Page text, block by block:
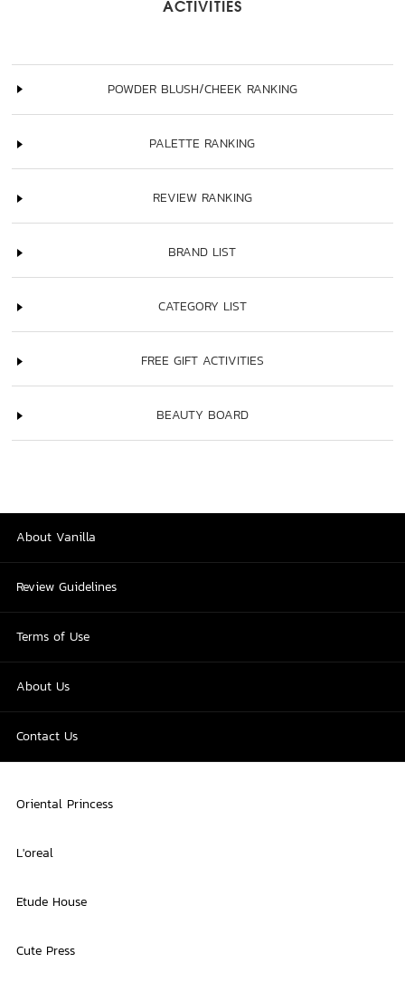
ACTIVITIES
POWDER BLUSH/CHEEK RANKING
PALETTE RANKING
REVIEW RANKING
BRAND LIST
CATEGORY LIST
FREE GIFT ACTIVITIES
BEAUTY BOARD
About Vanilla
Review Guidelines
Terms of Use
About Us
Contact Us
Oriental Princess
L'oreal
Etude House
Cute Press